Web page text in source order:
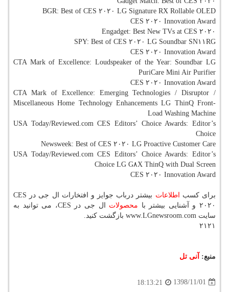
BGR: Best of CES ۲۰۲۰ LG Signature RX Rollable OLED
CES ۲۰۲۰ Innovation Award
Engadget: Best New TVs at CES ۲۰۲۰
SPY: Best of CES ۲۰۲۰ LG Soundbar SN۱۱RG
CES ۲۰۲۰ Innovation Award
CTA Mark of Excellence: Loudspeaker of the Year: Soundbar LG
PuriCare Mini Air Purifier
CES ۲۰۲۰ Innovation Award
CTA Mark of Excellence: Emerging Technologies / Disruptor /
Miscellaneous Home Technology Enhancements LG ThinQ Front-
Load Washing Machine
USA Today/Reviewed.com CES Editors’ Choice Awards: Editor’s
Choice
Newsweek: Best of CES ۲۰۲۰ LG Proactive Customer Care
USA Today/Reviewed.com CES Editors’ Choice Awards: Editor’s
Choice LG G۸X ThinQ with Dual Screen
CES ۲۰۲۰ Innovation Award
برای كسب اطلاعات
بیشتر درباب جوایز و افتخارات ال جی در CES
۲۰۲۰ و آشنایی بیشتر با
محصولات
ال جی در CES، می توانید به
سایت www.LGnewsroom.com بازگشت كنید.
۲۱۲۱
منبع: آنی تل
1398/11/01
18:13:21